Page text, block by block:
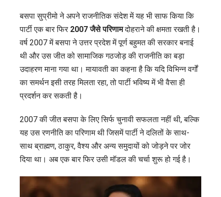
बसपा सुप्रीमो ने अपने राजनीतिक संदेश में यह भी साफ किया कि
पार्टी एक बार फिर 2007 जैसे परिणामदोहराने की क्षमता रखती है।
वर्ष 2007 में बसपा ने उत्तर प्रदेश में पूर्ण बहुमत की सरकार बनाई
थी और उस जीत को सामाजिक गठजोड़ की राजनीति का बड़ा
उदाहरण माना गया था। मायावती का कहना है कि यदि विभिन्न वर्गों
का समर्थन इसी तरह मिलता रहा, तो पार्टी भविष्य में भी वैसा ही
प्रदर्शन कर सकती है।
2007 की जीत बसपा के लिए सिर्फ चुनावी सफलता नहीं थी, बल्कि
यह उस रणनीति का परिणाम थी जिसमें पार्टी ने दलितों के साथ-
साथ ब्राह्मण, ठाकुर, वैश्य और अन्य समुदायों को जोड़ने पर जोर
दिया था। अब एक बार फिर उसी मॉडल की चर्चा शुरू हो गई है।